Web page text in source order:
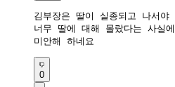
김부장은 딸이 실종되고 나서야
너무 딸에 대해 몰랐다는 사실에
미안해 하네요
0